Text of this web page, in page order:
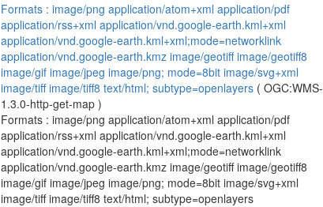
Formats : image/png application/atom+xml application/pdf
application/rss+xml application/vnd.google-earth.kml+xml
application/vnd.google-earth.kml+xml;mode=networklink
application/vnd.google-earth.kmz image/geotiff image/geotiff8
image/gif image/jpeg image/png; mode=8bit image/svg+xml
image/tiff image/tiff8 text/html; subtype=openlayers ( OGC:WMS-
1.3.0-http-get-map )
Formats : image/png application/atom+xml application/pdf
application/rss+xml application/vnd.google-earth.kml+xml
application/vnd.google-earth.kml+xml;mode=networklink
application/vnd.google-earth.kmz image/geotiff image/geotiff8
image/gif image/jpeg image/png; mode=8bit image/svg+xml
image/tiff image/tiff8 text/html; subtype=openlayers